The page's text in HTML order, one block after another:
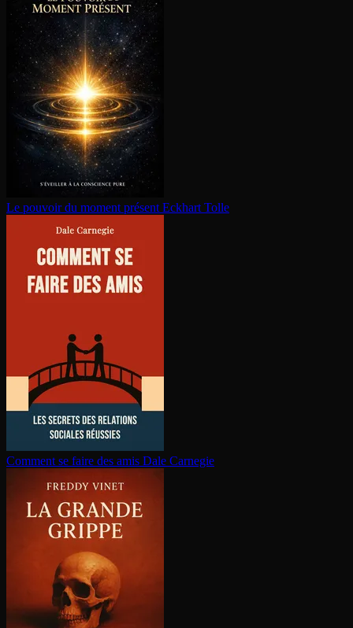
Le pouvoir du moment présent Eckhart Tolle
Comment se faire des amis Dale Carnegie